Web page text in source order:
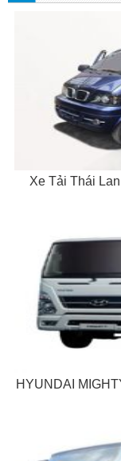
Xe Tải Thái
HYUNDAI